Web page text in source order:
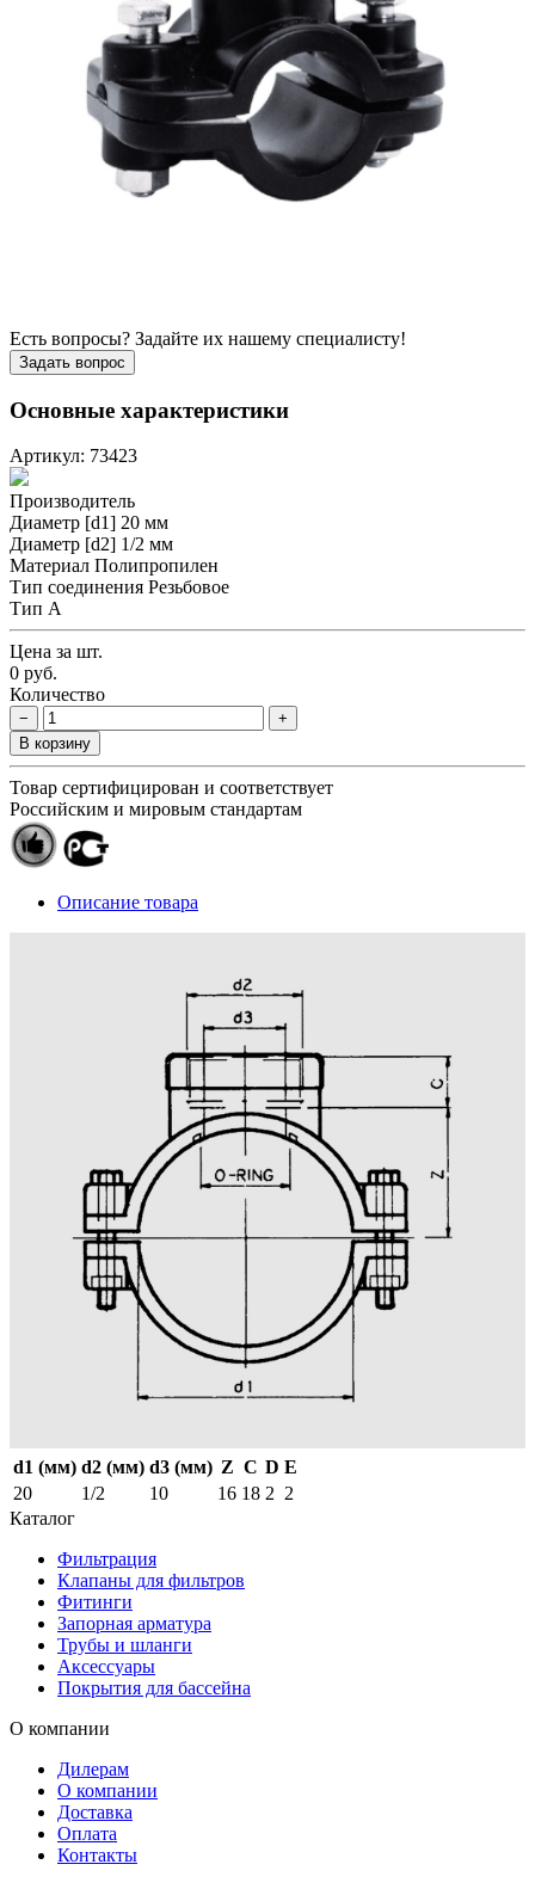
Есть вопросы? Задайте их нашему специалисту!
Задать вопрос
Основные характеристики
Артикул: 73423
Производитель
Диаметр [d1] 20 мм
Диаметр [d2] 1/2 мм
Материал Полипропилен
Тип соединения Резьбовое
Тип А
Цена за шт.
0 руб.
Количество
−
+
В корзину
Товар сертифицирован и соответствует
Российским и мировым стандартам
Описание товара
d1 (мм) d2 (мм) d3 (мм) Z C D E
20
1/2 10 16 18 2 2
Каталог
Фильтрация
Клапаны для фильтров
Фитинги
Запорная арматура
Трубы и шланги
Аксессуары
Покрытия для бассейна
О компании
Дилерам
О компании
Доставка
Оплата
Контакты